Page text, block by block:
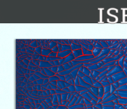
English (US)
Français
Portrait
Parcours